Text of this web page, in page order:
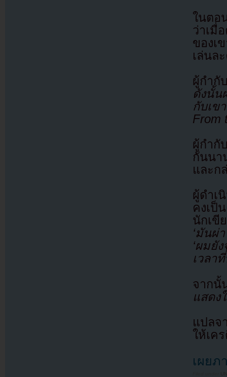
ในตอ
ว่าเมื่
ของเ
เล่นล
ผู้กำ
ดังนั้น
กับเข
From
ผู้กำกั
กันนา
และก
ผู้ดำเ
คงเป็
นักเขี
‘มันผ่
‘ผมยั
เวลา
จาก
แสดง
แปลจ
ให้เค
เผย